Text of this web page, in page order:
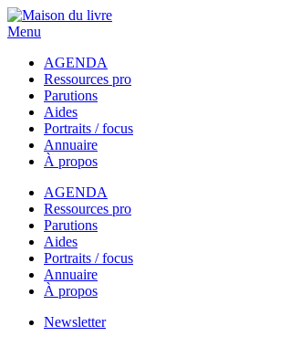
Menu
AGENDA
Ressources pro
Parutions
Aides
Portraits / focus
Annuaire
À propos
AGENDA
Ressources pro
Parutions
Aides
Portraits / focus
Annuaire
À propos
Newsletter